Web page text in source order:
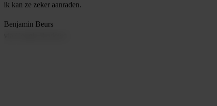
ik kan ze zeker aanraden.
Benjamin Beurs